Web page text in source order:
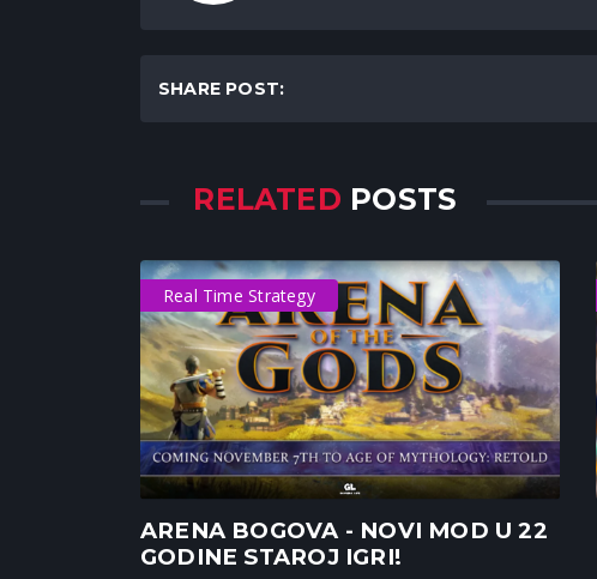
SHARE POST:
RELATED POSTS
Real Time Strategy
ARENA BOGOVA - NOVI MOD U 22
GODINE STAROJ IGRI!